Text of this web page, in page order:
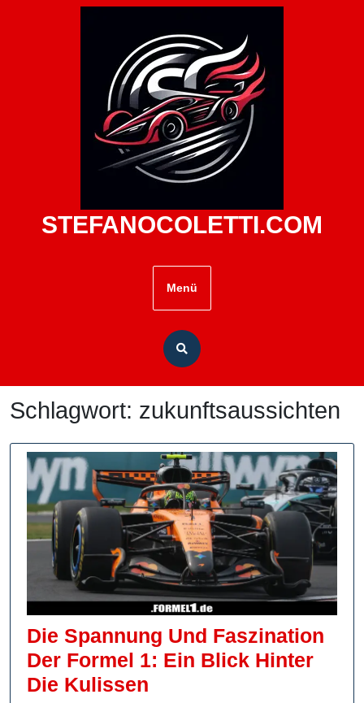
STEFANOCOLETTI.COM
Menü
Schlagwort: zukunftsaussichten
Die Spannung Und Faszination
Der Formel 1: Ein Blick Hinter
Die Kulissen